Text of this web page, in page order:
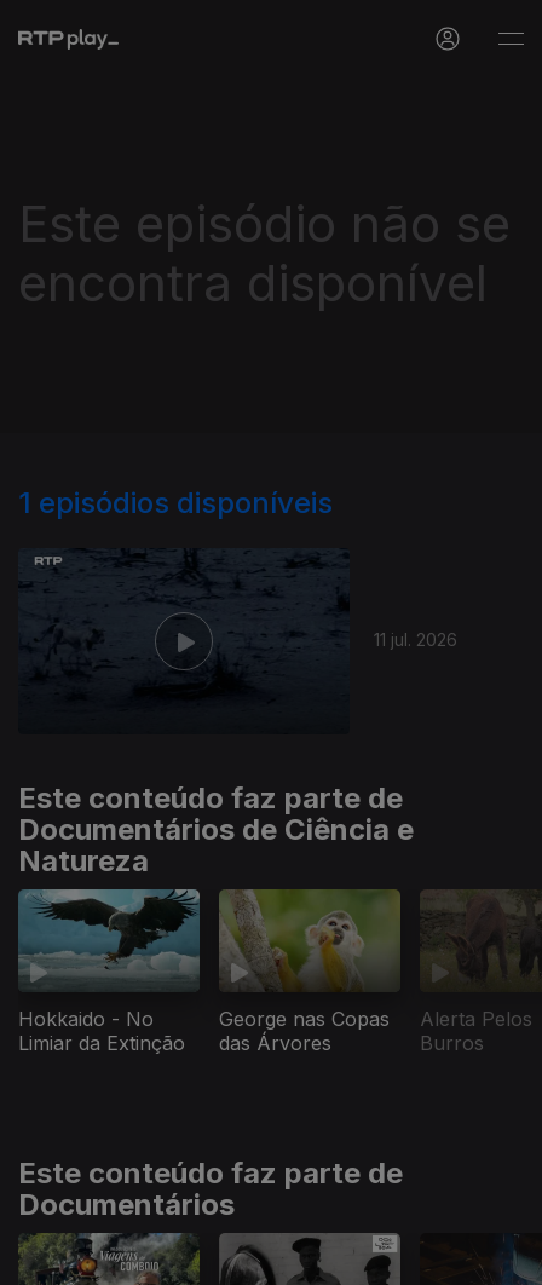
Este episódio não se
encontra disponível
1 episódios disponíveis
11 jul. 2026
941991
Este conteúdo faz parte de
Documentários de Ciência e
Natureza
Hokkaido - No
Limiar da Extinção
George nas Copas
das Árvores
Alerta Pelos
Burros
Este conteúdo faz parte de
Documentários